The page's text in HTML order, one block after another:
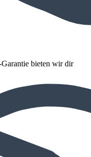
bieten wir dir